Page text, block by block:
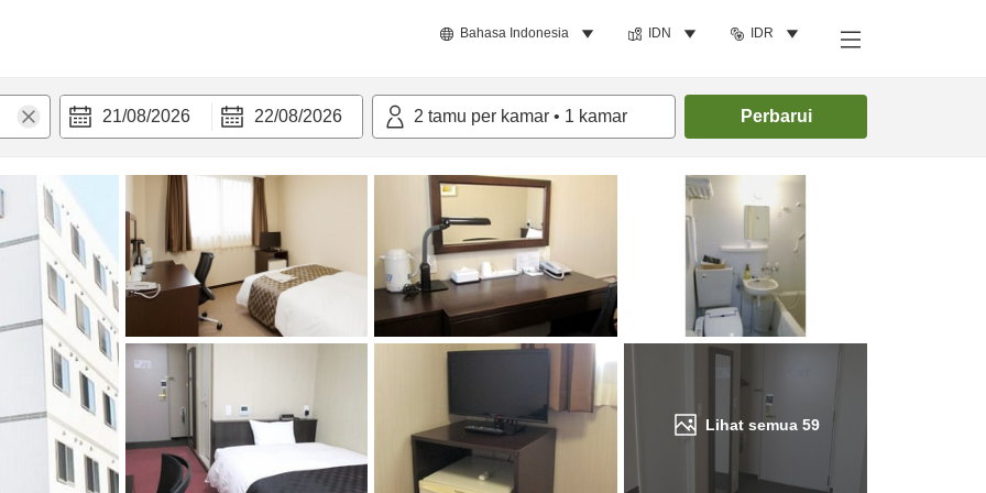
Bahasa Indonesia IDN IDR
21/08/2026 22/08/2026 2 tamu per kamar • 1 kamar Perbarui
Lihat semua 59
Cari kamar